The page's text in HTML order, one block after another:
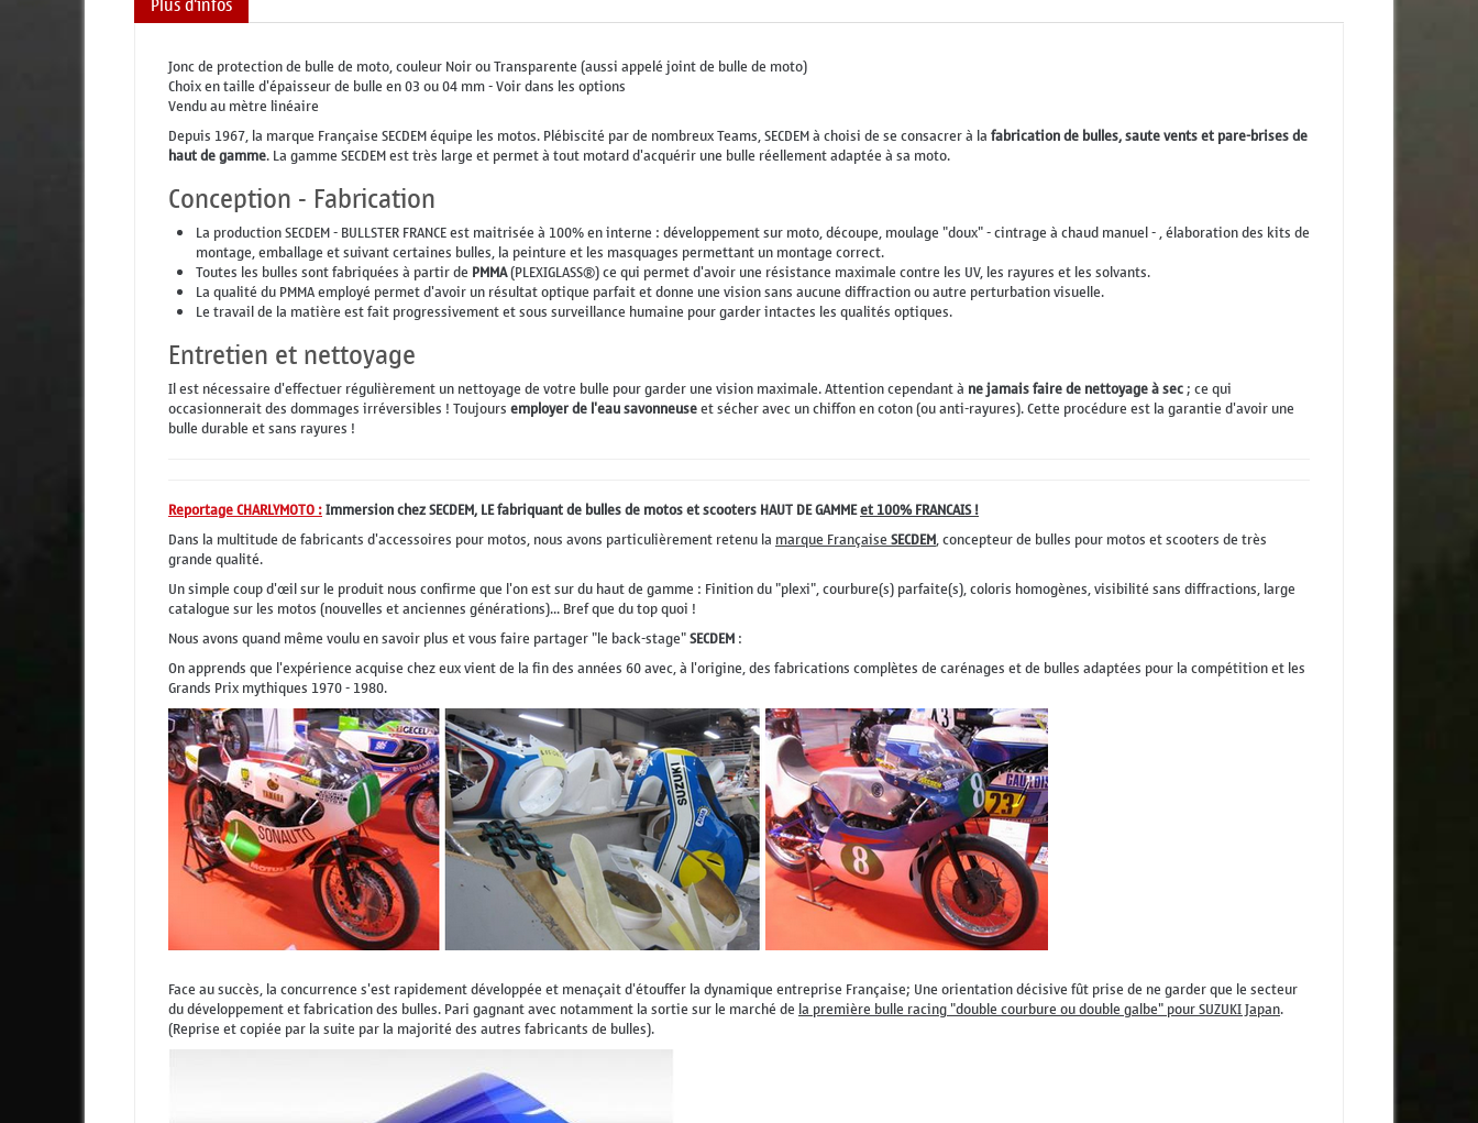
Jonc de protection de bulle de moto, couleur Noir ou Transparente (aussi appelé joint de bulle de moto)
Choix en taille d'épaisseur de bulle en 03 ou 04 mm - Voir dans les options
Vendu au mètre linéaire
Depuis 1967, la marque Française SECDEM équipe les motos. Plébiscité par de nombreux Teams, SECDEM à choisi de se consacrer à lafabrication de bulles, saute vents et pare-brises de
haut de gamme. La gamme SECDEM est très large et permet à tout motard d'acquérir une bulle réellement adaptée à sa moto.
Conception - Fabrication
La production SECDEM - BULLSTER FRANCE est maitrisée à 100% en interne : développement sur moto, découpe, moulage "doux" - cintrage à chaud manuel - , élaboration des kits de
montage, emballage et suivant certaines bulles, la peinture et les masquages permettant un montage correct.
Toutes les bulles sont fabriquées à partir de PMMA(PLEXIGLASS®) ce qui permet d'avoir une résistance maximale contre les UV, les rayures et les solvants.
La qualité du PMMA employé permet d'avoir un résultat optique parfait et donne une vision sans aucune diffraction ou autre perturbation visuelle.
Le travail de la matière est fait progressivement et sous surveillance humaine pour garder intactes les qualités optiques.
Entretien et nettoyage
Il est nécessaire d'effectuer régulièrement un nettoyage de votre bulle pour garder une vision maximale. Attention cependant à ne jamais faire de nettoyage à sec; ce qui
occasionnerait des dommages irréversibles ! Toujoursemployer de l'eau savonneuseet sécher avec un chiffon en coton (ou anti-rayures). Cette procédure est la garantie d'avoir une
bulle durable et sans rayures !
Reportage CHARLYMOTO :Immersion chez SECDEM, LE fabriquant de bulles de motos et scooters HAUT DE GAMMEet 100% FRANCAIS !
Dans la multitude de fabricants d'accessoires pour motos, nous avons particulièrement retenu lamarque FrançaiseSECDEM, concepteur de bulles pour motos et scooters de très
grande qualité.
Un simple coup d'œilsur le produit nous confirme que l'on est sur du haut de gamme : Finition du "plexi", courbure(s) parfaite(s), coloris homogènes, visibilité sans diffractions, large
catalogue sur les motos (nouvelles et anciennes générations)... Bref que du top quoi !
Nous avons quand même voulu en savoir plus et vous faire partager "le back-stage"SECDEM:
On apprends que l'expérience acquise chez eux vient de la fin des années 60 avec, à l'origine, des fabrications complètes de carénages et de bulles adaptées pour la compétition et les
Grands Prix mythiques 1970 - 1980.
Face au succès, la concurrence s'est rapidement développée et menaçait d'étouffer la dynamique entreprise Française; Une orientation décisive fût prise de ne garder que le secteur
du développement et fabrication des bulles. Pari gagnant avec notamment la sortie sur le marché dela première bulle racing "double courbure ou double galbe" pour SUZUKI Japan.
(Reprise et copiée par la suite par la majorité des autres fabricants de bulles).